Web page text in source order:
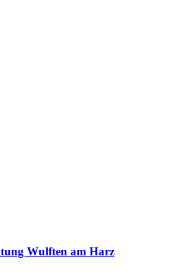
Wulften am Harz